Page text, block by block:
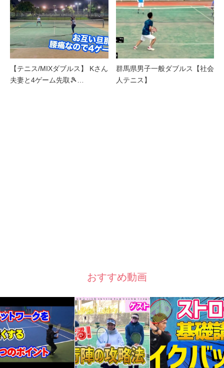
【テニス/MIXダブルス】 Kさん
夫妻と4ゲーム先取🎾…
群馬県男子一般ダブルス【社会
人テニス】
おすすめ動画